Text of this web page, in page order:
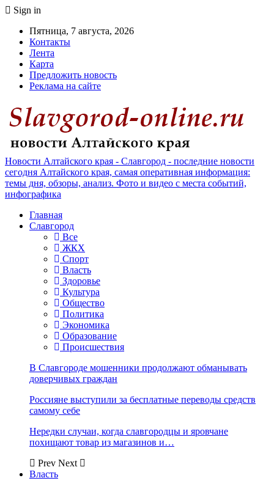
Sign in
Пятница, 7 августа, 2026
Контакты
Лента
Карта
Предложить новость
Реклама на сайте
Новости Алтайского края - Славгород - последние новости
сегодня Алтайского края, самая оперативная информация:
темы дня, обзоры, анализ. Фото и видео с места событий,
инфографика
Главная
Славгород
Все
ЖКХ
Спорт
Власть
Здоровье
Культура
Общество
Политика
Экономика
Образование
Происшествия
В Славгороде мошенники продолжают обманывать
доверчивых граждан
Россияне выступили за бесплатные переводы средств
самому себе
Нередки случаи, когда славгородцы и яровчане
похищают товар из магазинов и…
Prev Next
Власть